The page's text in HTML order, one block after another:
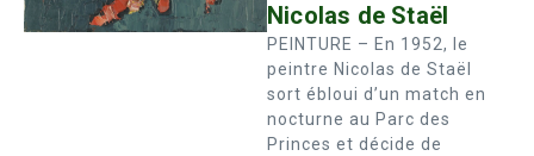
Nicolas de Staël
PEINTURE – En 1952, le
peintre Nicolas de Staël
sort ébloui d’un match en
nocturne au Parc des
Princes et décide de